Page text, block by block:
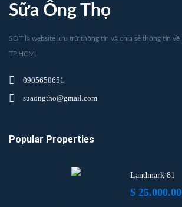
Sữa Ông Thọ
SOT là website lưu trữ thông tin và chia sẻ thông tin về
TP.HCM.
0905650651
suaongtho@gmail.com
Popular Properties
Landmark 81
$